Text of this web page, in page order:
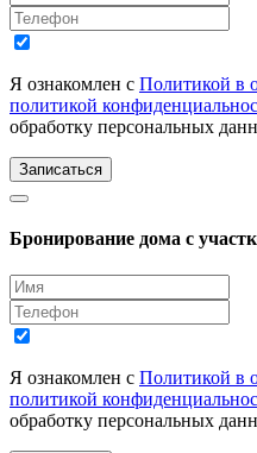
Я ознакомлен с Политикой в
политикой
обработку персональных
Записаться
Бронирование дома с
Я ознакомлен с Политикой в
политикой
обработку персональных